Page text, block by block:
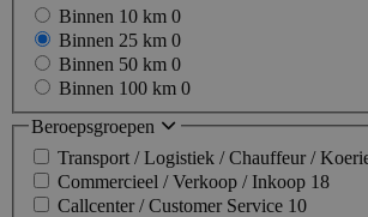
Binnen 10 km 0
Binnen 25 km 0
Binnen 50 km 0
Binnen 100 km 0
Beroepsgroepen
Transport / Logistiek / Chauffeur /
Commercieel / Verkoop / Inkoop 18
Callcenter / Customer Service 10